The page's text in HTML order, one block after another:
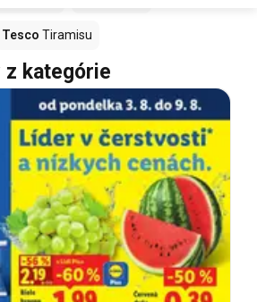
Tesco Tiramisu
z kategórie